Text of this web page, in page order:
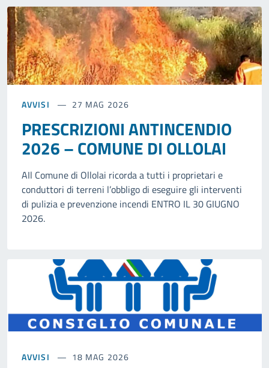
AVVISI 27 MAG 2026
PRESCRIZIONI ANTINCENDIO
2026 – COMUNE DI OLLOLAI
AIl Comune di Ollolai ricorda a tutti i proprietari e
conduttori di terreni l’obbligo di eseguire gli interventi
di pulizia e prevenzione incendi ENTRO IL 30 GIUGNO
2026.
AVVISI 18 MAG 2026